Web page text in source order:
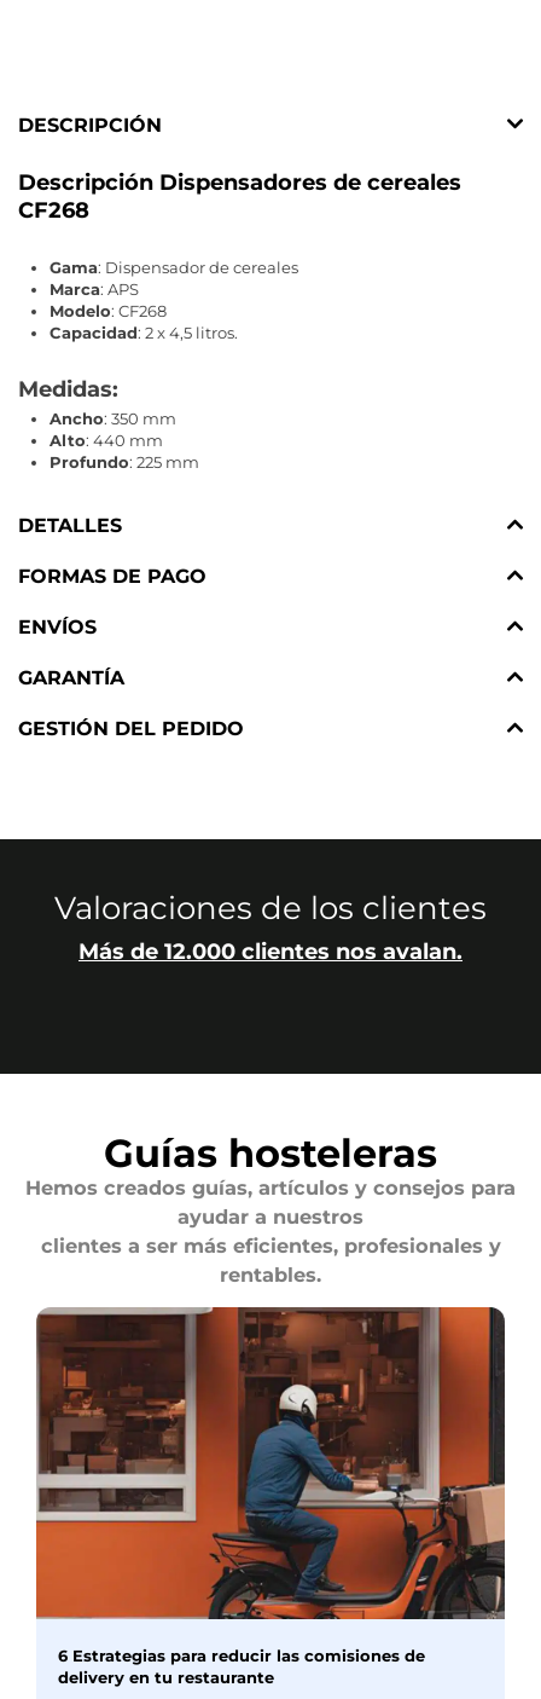
DESCRIPCIÓN
Descripción Dispensadores de cereales
CF268
Gama: Dispensador de cereales
Marca: APS
Modelo: CF268
Capacidad: 2 x 4,5 litros.
Medidas:
Ancho: 350 mm
Alto: 440 mm
Profundo: 225 mm
DETALLES
FORMAS DE PAGO
ENVÍOS
GARANTÍA
GESTIÓN DEL PEDIDO
Valoraciones de los clientes
Más de 12.000 clientes nos avalan.
Guías hosteleras
Hemos creados guías, artículos y consejos para
ayudar a nuestros
clientes a ser más eficientes, profesionales y
rentables.
6 Estrategias para reducir las comisiones de
delivery en tu restaurante